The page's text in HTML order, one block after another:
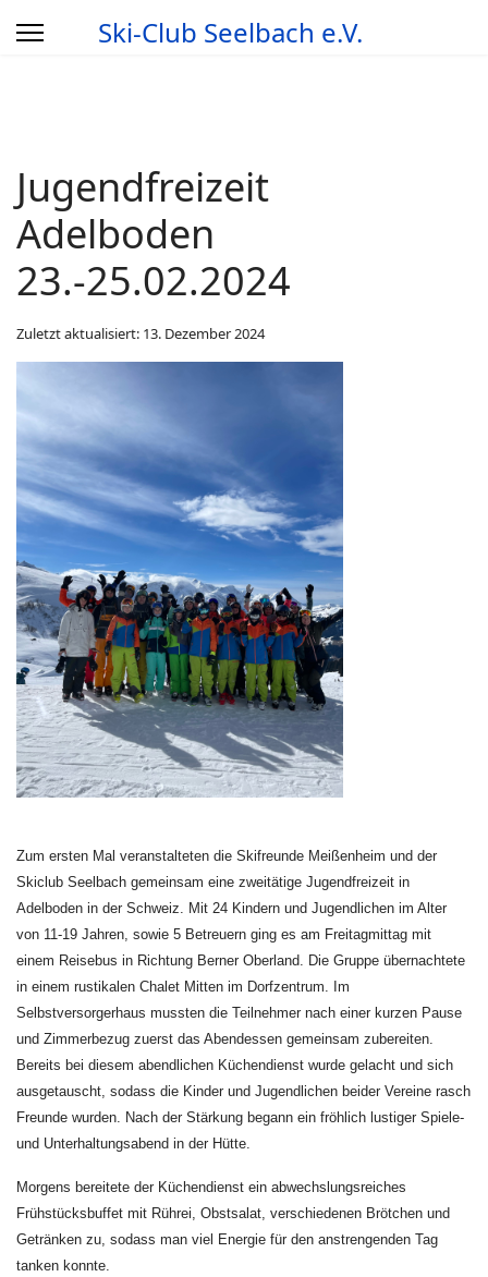
Ski-Club Seelbach e.V.
Jugendfreizeit
Adelboden
23.-25.02.2024
Zuletzt aktualisiert: 13. Dezember 2024
Zum ersten Mal veranstalteten die Skifreunde Meißenheim und der
Skiclub Seelbach gemeinsam eine zweitätige Jugendfreizeit in
Adelboden in der Schweiz. Mit 24 Kindern und Jugendlichen im Alter
von 11-19 Jahren, sowie 5 Betreuern ging es am Freitagmittag mit
einem Reisebus in Richtung Berner Oberland. Die Gruppe übernachtete
in einem rustikalen Chalet Mitten im Dorfzentrum. Im
Selbstversorgerhaus mussten die Teilnehmer nach einer kurzen Pause
und Zimmerbezug zuerst das Abendessen gemeinsam zubereiten.
Bereits bei diesem abendlichen Küchendienst wurde gelacht und sich
ausgetauscht, sodass die Kinder und Jugendlichen beider Vereine rasch
Freunde wurden. Nach der Stärkung begann ein fröhlich lustiger Spiele-
und Unterhaltungsabend in der Hütte.
Morgens bereitete der Küchendienst ein abwechslungsreiches
Frühstücksbuffet mit Rührei, Obstsalat, verschiedenen Brötchen und
Getränken zu, sodass man viel Energie für den anstrengenden Tag
tanken konnte.